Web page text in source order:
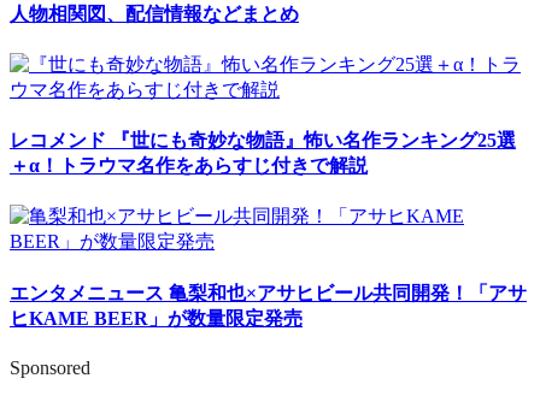
人物相関図、配信情報などまとめ
レコメンド 『世にも奇妙な物語』怖い名作ランキング25選
＋α！トラウマ名作をあらすじ付きで解説
エンタメニュース 亀梨和也×アサヒビール共同開発！「アサ
ヒKAME BEER」が数量限定発売
Sponsored